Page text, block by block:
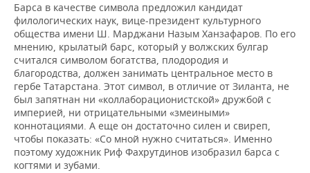
Барса в качестве символа предложил кандидат
филологических наук, вице-президент культурного
общества имени Ш. Марджани Назым Ханзафаров. По его
мнению, крылатый барс, который у волжских булгар
считался символом богатства, плодородия и
благородства, должен занимать центральное место в
гербе Татарстана. Этот символ, в отличие от Зиланта, не
был запятнан ни «коллаборационистской» дружбой с
империей, ни отрицательными «змеиными»
коннотациями. А еще он достаточно силен и свиреп,
чтобы показать: «Со мной нужно считаться». Именно
поэтому художник Риф Фахрутдинов изобразил барса с
когтями и зубами.